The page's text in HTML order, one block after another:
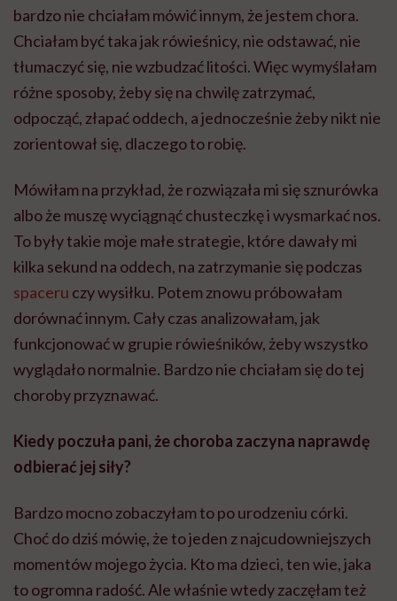
bardzo nie chciałam mówić innym, że jestem chora.
Chciałam być taka jak rówieśnicy, nie odstawać, nie
tłumaczyć się, nie wzbudzać litości. Więc wymyślałam
różne sposoby, żeby się na chwilę zatrzymać,
odpocząć, złapać oddech, a jednocześnie żeby nikt nie
zorientował się, dlaczego to robię.
Mówiłam na przykład, że rozwiązała mi się sznurówka
albo że muszę wyciągnąć chusteczkę i wysmarkać nos.
To były takie moje małe strategie, które dawały mi
kilka sekund na oddech, na zatrzymanie się podczas
spaceru czy wysiłku. Potem znowu próbowałam
dorównać innym. Cały czas analizowałam, jak
funkcjonować w grupie rówieśników, żeby wszystko
wyglądało normalnie. Bardzo nie chciałam się do tej
choroby przyznawać.
Kiedy poczuła pani, że choroba zaczyna naprawdę
odbierać jej siły?
Bardzo mocno zobaczyłam to po urodzeniu córki.
Choć do dziś mówię, że to jeden z najcudowniejszych
momentów mojego życia. Kto ma dzieci, ten wie, jaka
to ogromna radość. Ale właśnie wtedy zaczęłam też